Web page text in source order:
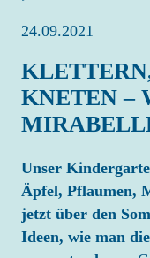
24.09.2021
KNETEN –
Unser
Äpfel, Pflaumen,
jetzt über den
Ideen, wie man